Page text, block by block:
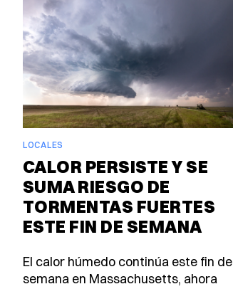
LOCALES
CALOR PERSISTE Y SE
SUMA RIESGO DE
TORMENTAS FUERTES
ESTE FIN DE SEMANA
El calor húmedo continúa este fin de
semana en Massachusetts, ahora